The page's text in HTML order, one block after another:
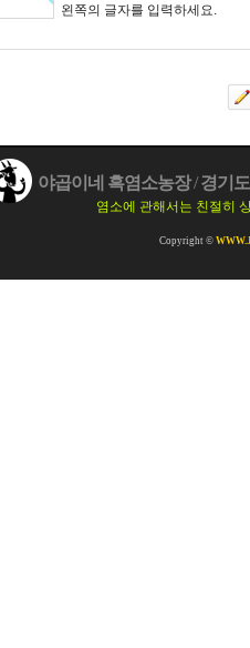
왼쪽의 글자를 입력하세요.
야곱이네 흑염소농장/경기
염소에 관해서는 친절히
Copyright ©